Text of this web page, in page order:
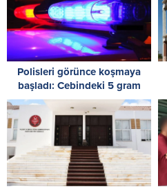
Polisleri görünce koşmaya
başladı: Cebindeki 5 gram
uyuşturucuyu yere attı